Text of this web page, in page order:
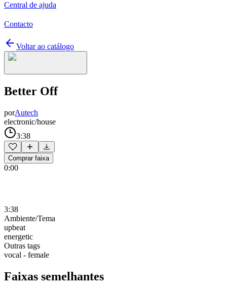
Central de ajuda
Contacto
Voltar ao catálogo
Better Off
porAutech
electronic/house
3:38
Comprar faixa
0:00
3:38
Ambiente/Tema
upbeat
energetic
Outras tags
vocal - female
Faixas semelhantes